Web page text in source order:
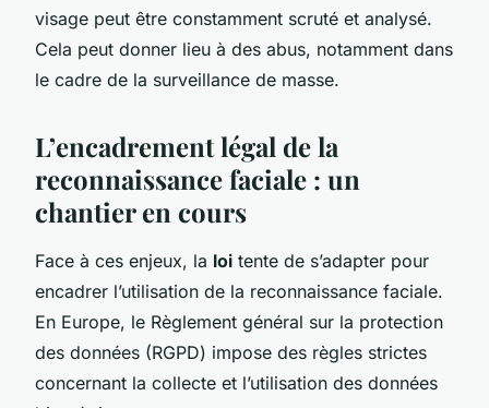
visage peut être constamment scruté et analysé.
Cela peut donner lieu à des abus, notamment dans
le cadre de la surveillance de masse.
L’encadrement légal de la
reconnaissance faciale : un
chantier en cours
Face à ces enjeux, la loi tente de s’adapter pour
encadrer l’utilisation de la reconnaissance faciale.
En Europe, le Règlement général sur la protection
des données (RGPD) impose des règles strictes
concernant la collecte et l’utilisation des données